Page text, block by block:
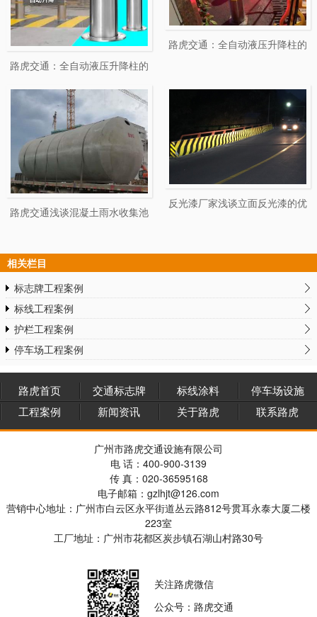
路虎交通：全自动液压升降柱的
路虎交通：全自动液压升降柱的
路虎交通浅谈混凝土雨水收集池
反光漆厂家浅谈立面反光漆的优
相关栏目
标志牌工程案例
标线工程案例
护栏工程案例
停车场工程案例
路虎首页 交通标志牌 标线涂料
停车场设施
工程案例
新闻资讯 关于路虎 联系路虎
广州市路虎交通设施有限公司
电 话：400-900-3139
传 真：020-36595168
电子邮箱：gzlhjt@126.com
营销中心地址：广州市白云区永平街道丛云路812号贯耳永泰大厦二楼
223室
工厂地址：广州市花都区炭步镇石湖山村路30号
关注路虎微信
公众号：路虎交通